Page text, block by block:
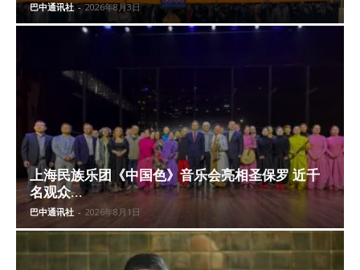
巴中通讯社 - 2026年8月3日
上海民族乐团《中国色》音乐会亮相圣保罗 近千
名观众...
巴中通讯社 - 2026年8月1日